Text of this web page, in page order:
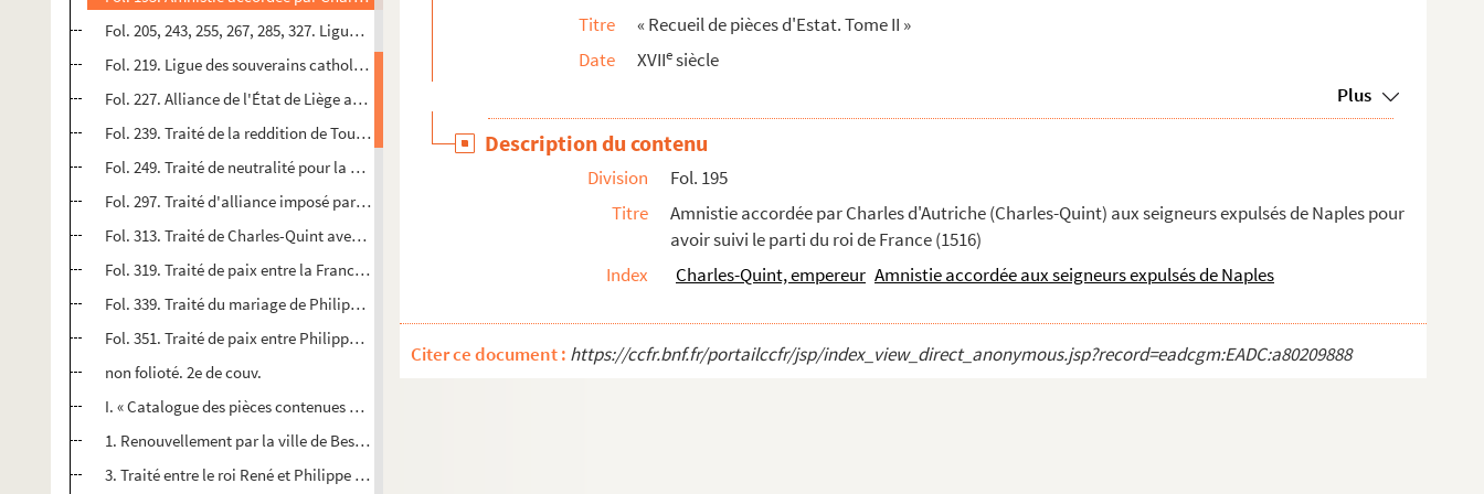
Fol. 205, 243, 255, 267, 285, 327. Ligues et traités de Charles-Quint avec Henri VIII, roi d'Angleterre, et Jacques V, roi d'Écosse
Fol. 219. Ligue des souverains catholiques contre le Turc
Fol. 227. Alliance de l'État de Liège avec les Pays-Bas
Fol. 239. Traité de la reddition de Tournai à l'empereur Charles-Quint, comte de Flandre
Fol. 249. Traité de neutralité pour la préservation réciproque du duché de Bourgogne et de la Franche-Comté
Fol. 297. Traité d'alliance imposé par Charles-Quint à Guillaume, duc de Clèves
Fol. 313. Traité de Charles-Quint avec le roi de Danemark
Fol. 319. Traité de paix entre la France et l'Angleterre
Fol. 339. Traité du mariage de Philippe d'Autriche, prince d'Espagne, avec Marie, reine d'Angleterre
Fol. 351. Traité de paix entre Philippe II, roi d'Espagne, et le roi de Fiance, Henri II, conclu à Cateau-Camb...
non folioté. 2e de couv.
I. « Catalogue des pièces contenues en ce volume »
1. Renouvellement par la ville de Besançon du traité de gardienneté qui lui donnait pour protecteur le ...
3. Traité entre le roi René et Philippe d'Autriche, roi de Castille (1501)
Titre
« Recueil de pièces d'Estat. Tome II »
Date
XVIIesiècle
Plus
Description du contenu
Division
Fol. 195
Titre
Amnistie accordée par Charles d'Autriche (Charles-Quint) aux seigneurs expulsés de Naples pour
avoir suivi le parti du roi de France (1516)
Index
Charles-Quint, empereur Amnistie accordée aux seigneurs expulsés de Naples
Citer ce document : https://ccfr.bnf.fr/portailccfr/jsp/index_view_direct_anonymous.jsp?record=eadcgm:EADC:a80209888